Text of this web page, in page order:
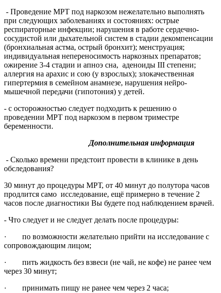
- Проведение МРТ под наркозом нежелательно выполнять
при следующих заболеваниях и состояниях: острые
респираторные инфекции; нарушения в работе сердечно-
сосудистой или дыхательной систем в стадии декомпенсации
(бронхиальная астма, острый бронхит); менструация;
индивидуальная непереносимость наркозных препаратов;
ожирение 3-4 стадии и апноэ сна, аденоиды III степени;
аллергия на арахис и сою (у взрослых); злокачественная
гипертермия в семейном анамнезе, нарушения нейро-
мышечной передачи (гипотония) у детей.
- с осторожностью следует подходить к решению о
проведении МРТ под наркозом в первом триместре
беременности.
Дополнительная информация
- Сколько времени предстоит провести в клинике в день
обследования?
30 минут до процедуры МРТ, от 40 минут до полутора часов
продлится само исследование, ещё примерно в течение 2
часов после диагностики Вы будете под наблюдением врачей.
- Что следует и не следует делать после процедуры:
· по возможности желательно прийти на исследование с
сопровождающим лицом;
· пить жидкость без взвеси (не чай, не кофе) не ранее чем
через 30 минут;
· принимать пищу не ранее чем через 2 часа;